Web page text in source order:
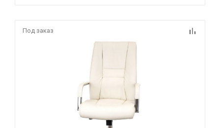
Под заказ